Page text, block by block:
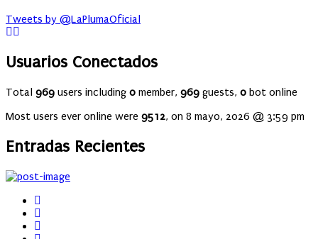
Tweets by @LaPlumaOficial
Usuarios Conectados
Total 969 users including 0 member, 969 guests, 0 bot online
Most users ever online were 9512, on 8 mayo, 2026 @ 3:59 pm
Entradas Recientes